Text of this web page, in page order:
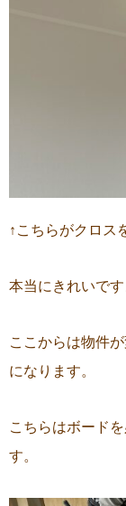
↑こちらがクロス
本当にきれいで
ここからは物件
になります。
こちらはボード
す。